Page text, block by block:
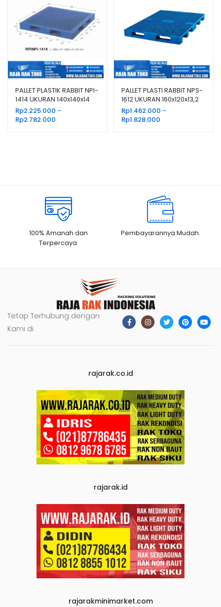
PALLET PLASTIK RABBIT NPI-
1414 UKURAN 140x140x14
CM
Rp2.225.000 –
Rp2.782.000
PALLET PLASTI RABBIT NPS-
1612 UKURAN 160x120x13,2
CM
Rp1.462.000 –
Rp1.828.000
100% Amanah dan
Terpercaya.
Pembayarannya Mudah.
Tetap Terhubung dengan
Kami di
rajarak.co.id
rajarak.id
rajarakminimarket.com